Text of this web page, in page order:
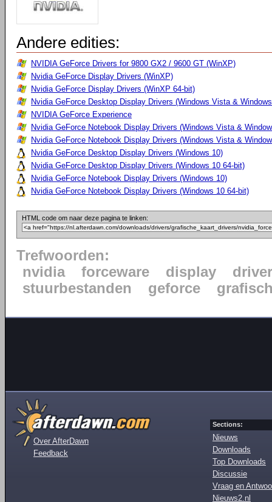
Andere edities:
NVIDIA GeForce Drivers for 9800 GX2 / 9600 GT (WinXP)
Nvidia GeForce Display Drivers (WinXP)
Nvidia GeForce Display Drivers (WinXP 64-bit)
Nvidia GeForce Desktop Display Drivers (Windows Vista &
NVIDIA GeForce Experience
Nvidia GeForce Notebook Display Drivers (Windows Vista &
Nvidia GeForce Notebook Display Drivers (Windows Vista &
Nvidia GeForce Desktop Display Drivers (Windows 10)
Nvidia GeForce Desktop Display Drivers (Windows 10 64-bit)
Nvidia GeForce Notebook Display Drivers (Windows 10)
Nvidia GeForce Notebook Display Drivers (Windows 10 64-bit)
HTML code om naar deze pagina te linken:
Trefwoorden:
nvidia
forceware display
driver
stuurbestanden
geforce
Over AfterDawn
Feedback
Sections:
Nieuws
Downloads
Top Downloads
Discussie
Vraag en
Nieuws2.nl